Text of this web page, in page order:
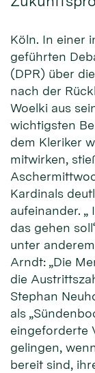
Köln. In einer
geführten
(DPR) über
nach der
Woelki aus
wichtigsten
dem Kleriker
mitwirken,
Kardinals
aufeinander.
das gehen
unter
Arndt: „Die
die
Stephan
als
eingeforderte
gelingen,
bereit sind,